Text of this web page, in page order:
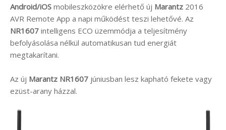
Android/iOS mobileszközökre elérhető új Marantz 2016
AVR Remote App a napi működést teszi lehetővé. Az
NR1607 intelligens ECO üzemmódja a teljesítmény
befolyásolása nélkül automatikusan tud energiát
megtakarítani.
Az új Marantz NR1607 júniusban lesz kapható fekete vagy
ezüst-arany házzal.